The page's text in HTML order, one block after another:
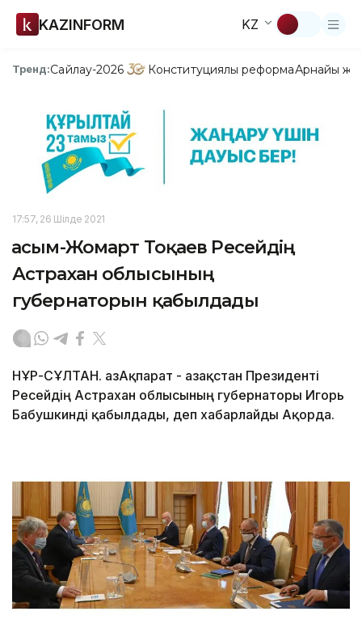
KAZINFORM KZ
Тренд:Сайлау-2026 Конституциялық реформаАрнайы
17:57, 26 Шілде 2021
Қасым-Жомарт Тоқаев Ресейдің
Астрахан облысының
губернаторын қабылдады
НҰР-СҰЛТАН. ҚазАқпарат - Қазақстан Президенті
Ресейдің Астрахан облысының губернаторы Игорь
Бабушкинді қабылдады, деп хабарлайды Ақорда.